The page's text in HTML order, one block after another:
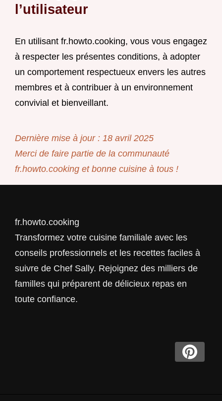
l’utilisateur
En utilisant fr.howto.cooking, vous vous engagez
à respecter les présentes conditions, à adopter
un comportement respectueux envers les autres
membres et à contribuer à un environnement
convivial et bienveillant.
Dernière mise à jour : 18 avril 2025
Merci de faire partie de la communauté
fr.howto.cooking et bonne cuisine à tous !
fr.howto.cooking
Transformez votre cuisine familiale avec les
conseils professionnels et les recettes faciles à
suivre de Chef Sally. Rejoignez des milliers de
familles qui préparent de délicieux repas en
toute confiance.